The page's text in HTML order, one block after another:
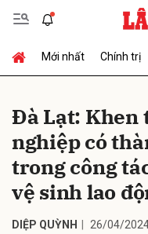
Mới nhất Chính trị
Đà Lạt: Khen
nghiệp có
trong công
vệ sinh lao
DIỆP QUỲNH 26/04/
Gửi bình luận